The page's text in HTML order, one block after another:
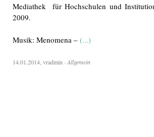
Mediathek für Hochschulen und
2009.
Musik: Menomena – (...)
14.01.2014,vradmin ·Allgemein